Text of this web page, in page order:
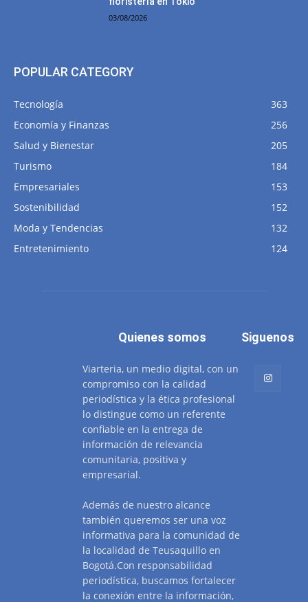
03/08/2026
POPULAR CATEGORY
Tecnología
363
Economía y Finanzas
256
Salud y Bienestar
205
Turismo
184
Empresariales
153
Sostenibilidad
152
Moda y Tendencias
132
Entretenimiento
124
Quienes somos
Viarteria, un medio digital, con un
compromiso con la calidad
periodística y la ética profesional
lo distingue como un referente
confiable en la entrega de
información de relevancia
comunitaria, positiva y
empresarial.
Además de nuestro alcance
también queremos ser una voz
informativa para la comunidad de
la localidad de Teusaquillo en
Bogotá.Con responsabilidad
periodística, buscamos fortalecer
la conexión entre la información,
Siguenos